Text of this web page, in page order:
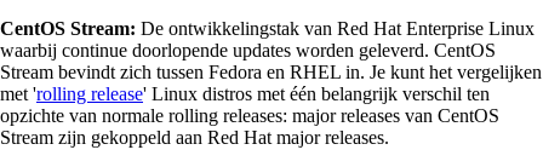
CentOS Stream: De ontwikkelingstak van Red Hat Enterprise Linux
waarbij continue doorlopende updates worden geleverd. CentOS
Stream bevindt zich tussen Fedora en RHEL in. Je kunt het vergelijken
met 'rolling release' Linux distros met één belangrijk verschil ten
opzichte van normale rolling releases: major releases van CentOS
Stream zijn gekoppeld aan Red Hat major releases.